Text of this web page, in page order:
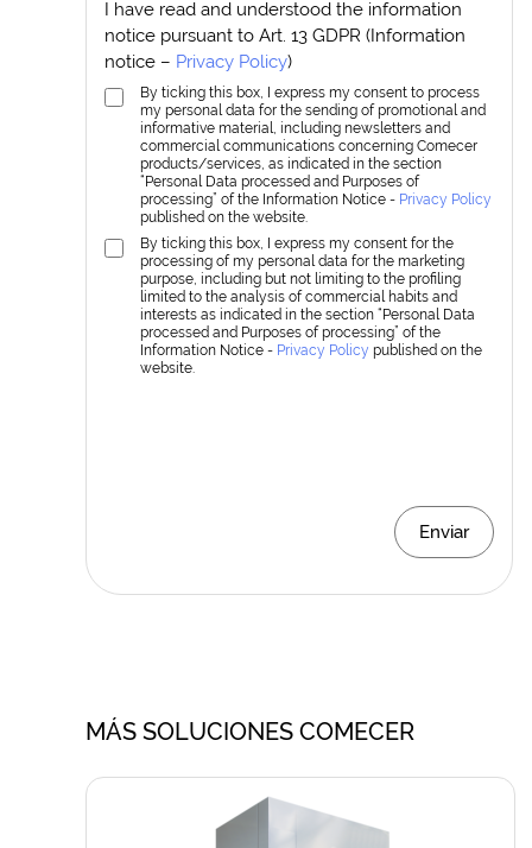
I have read and understood the information
notice pursuant to Art. 13 GDPR (Information
notice – Privacy Policy)
By ticking this box, I express my consent to process
my personal data for the sending of promotional and
informative material, including newsletters and
commercial communications concerning Comecer
products/services, as indicated in the section
“Personal Data processed and Purposes of
processing” of the Information Notice - Privacy Policy
published on the website.
By ticking this box, I express my consent for the
processing of my personal data for the marketing
purpose, including but not limiting to the profiling
limited to the analysis of commercial habits and
interests as indicated in the section “Personal Data
processed and Purposes of processing” of the
Information Notice - Privacy Policy published on the
website.
Enviar
MÁS SOLUCIONES COMECER